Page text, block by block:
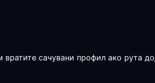
сачувани профил ако рута